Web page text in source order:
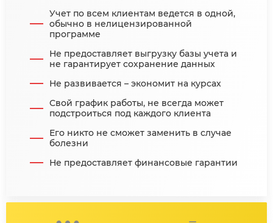
деятельность по ИП (но только по Основной
системе налогообложения).
Однако если вы работали в штате Компании,
данная организация не может быть вашим
заказчиком – когда вы самозанятый, даже после
увольнения в течении последующих двух лет.
Учет по всем клиентам ведется в одной,
обычно в нелицензированной
программе
Не предоставляет выгрузку базы учета и
не гарантирует сохранение данных
Не развивается – экономит на курсах
Свой график работы, не всегда может
подстроиться под каждого клиента
Его никто не сможет заменить в случае
болезни
Не предоставляет финансовые гарантии